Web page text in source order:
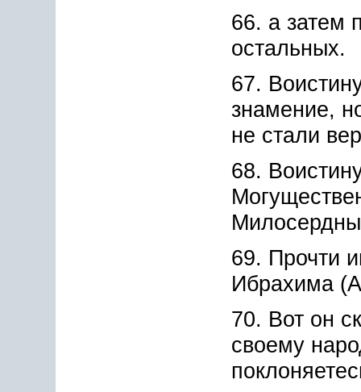
66. а затем
остальных.
67.
знамение,
не стали
68.
69. Прочти
Ибрахима
70. Вот он
своему